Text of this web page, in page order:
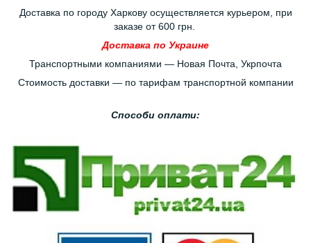
Доставка по городу Харкову осуществляется курьером, при
заказе от 600 грн.
Доставка по Украине
Транспортными компаниями — Новая Почта, Укрпочта
Стоимость доставки — по тарифам транспортной компании
Способи оплати: